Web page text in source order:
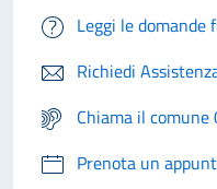
Leggi le domande
Richiedi
Chiama il
Prenota un